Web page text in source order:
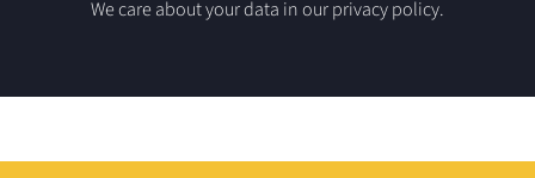
We care about your data in our privacy policy.